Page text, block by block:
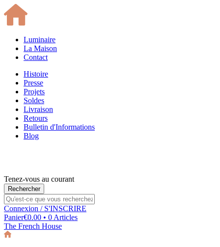
Luminaire
La Maison
Contact
Histoire
Presse
Projets
Soldes
Livraison
Retours
Bulletin d'Informations
Blog
Tenez-vous au courant
Connexion / S'INSCRIRE
Panier€0.00 • 0 Articles
The French House